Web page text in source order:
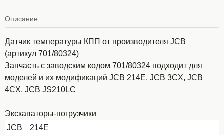
Описание
Датчик температуры КПП от производителя JCB
(артикул 701/80324)
Запчасть с заводским кодом 701/80324 подходит для
моделей и их модификаций JCB 214E, JCB 3CX, JCB
4CX, JCB JS210LC
Экскаваторы-погрузчики
JCB
214E